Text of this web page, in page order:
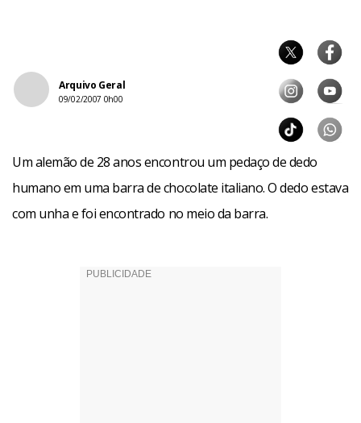
Arquivo Geral
09/02/2007 0h00
Um alemão de 28 anos encontrou um pedaço de dedo
humano em uma barra de chocolate italiano. O dedo estava
com unha e foi encontrado no meio da barra.